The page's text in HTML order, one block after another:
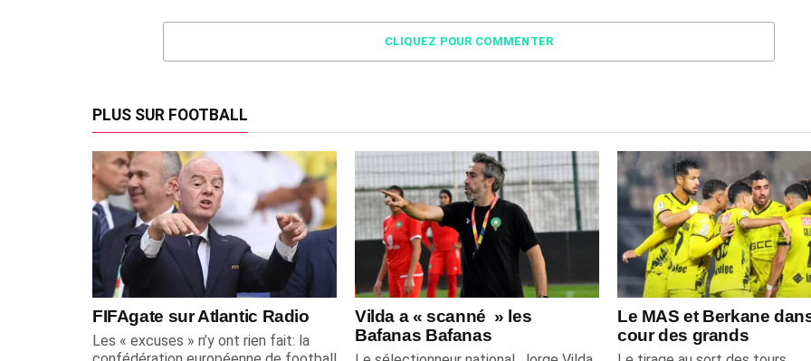
CLIQUEZ POUR COMMENTER
PLUS SUR FOOTBALL
FIFAgate sur Atlantic Radio
Les « excuses » n’y ont rien fait: la
Vilda a « scanné » les
Bafanas Bafanas
Le MAS et Berkane
cour des grands